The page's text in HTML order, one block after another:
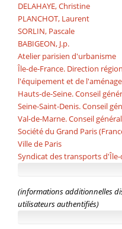
DELAHAYE, Christine
PLANCHOT, Laurent
SORLIN, Pascale
BABIGEON, J.p.
Atelier parisien d'urbanisme
Île-de-France. Direction
l'équipement et de
Hauts-de-Seine. Conseil
Seine-Saint-Denis. Conseil
Val-de-Marne. Conseil général
Société du Grand Paris
Ville de Paris
Syndicat des transports d'Île-
(informations additionnelles
utilisateurs authentifiés)